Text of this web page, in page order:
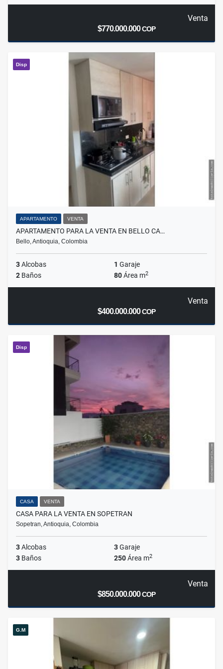
Venta
$770.000.000COP
Disp
APARTAMENTO VENTA
APARTAMENTO PARA LA VENTA EN BELLO CA…
Bello, Antioquia, Colombia
3Alcobas 1 Garaje
2 Baños 80Área m2
Venta
$400.000.000COP
Disp
CASA VENTA
CASA PARA LA VENTA EN SOPETRAN
Sopetran, Antioquia, Colombia
3Alcobas 3Garaje
3 Baños 250Área m2
Venta
$850.000.000COP
G.M